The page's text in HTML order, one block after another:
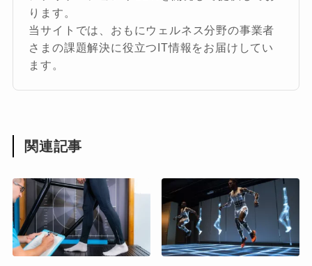
ります。
当サイトでは、おもにウェルネス分野の事業者
さまの課題解決に役立つIT情報をお届けしてい
ます。
関連記事